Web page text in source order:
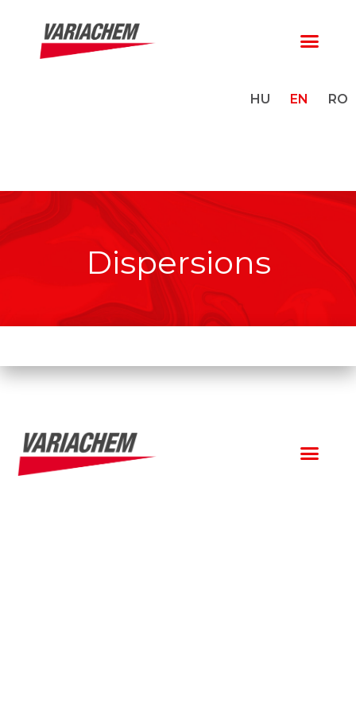
HU EN RO
Dispersions